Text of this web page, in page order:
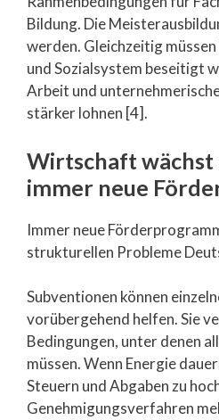
Bildung. Die
werden. Gleichzeitig
und Sozialsystem beseitigt
Arbeit und
stärker lohnen [4].
Wirtschaft wächst
immer neue
Immer neue
strukturellen Probleme
Subventionen können
vorübergehend helfen. Sie
Bedingungen, unter denen
müssen. Wenn Energie
Steuern und Abgaben zu
Genehmigungsverfahren